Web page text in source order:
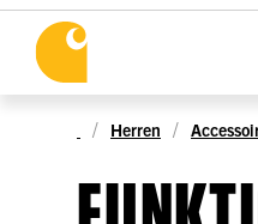
Herren